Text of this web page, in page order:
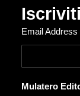
Email Address
Mulatero